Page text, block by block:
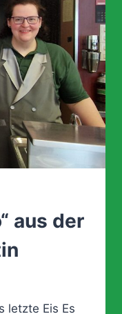
aus der
letzte Eis Es